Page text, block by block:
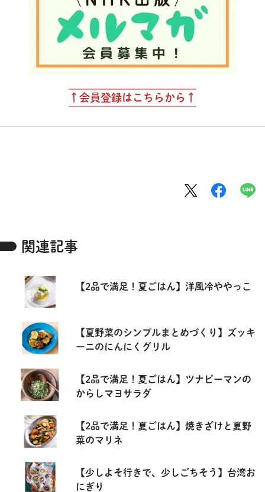
↑会員登録はこちらから↑
関連記事
【2品で満足！夏ごはん】洋風冷ややっこ
【夏野菜のシンプルまとめづくり】ズッキ
ーニのにんにくグリル
【2品で満足！夏ごはん】ツナピーマンの
からしマヨサラダ
【2品で満足！夏ごはん】焼きざけと夏野
菜のマリネ
【少しよそ行きで、少しごちそう】台湾お
にぎり